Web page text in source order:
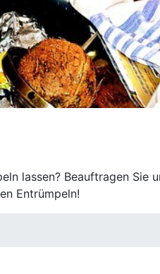
lassen? Beauftragen Sie
Entrümpeln!